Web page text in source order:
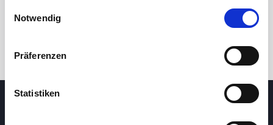
Notwendig
Präferenzen
Statistiken